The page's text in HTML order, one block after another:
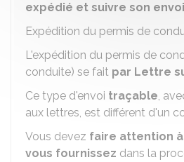
expédié et suivre son envoi
Expédition du permis de
L'expédition du permis de
conduite) se fait par Lettre
Ce type d'envoi traçable,
aux lettres, est différent d'un
Vous devez faire attention
vous fournissez dans la